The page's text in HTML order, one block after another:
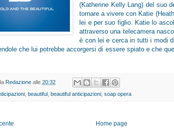
(Katherine Kelly Lang) del suo
tornare a vivere con Katie
lei e per suo figlio. Katie lo
attraverso una telecamera
è con lei e cerca in tutti i modi
che lui potrebbe accorgersi di essere spiato e che
Redazione alle 20:32
beautiful beautiful anticipazioni soap opera
Home page